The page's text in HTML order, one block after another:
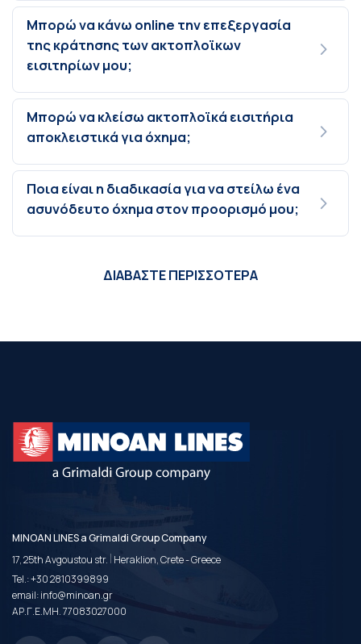
Μπορώ να κάνω online την επεξεργασία
της κράτησης των ακτοπλοϊκων
εισιτηρίων μου;
Μπορώ να κλείσω ακτοπλοϊκά εισιτήρια
αποκλειστικά για όχημα;
Ποια είναι η διαδικασία για να στείλω ένα
ασυνόδευτο όχημα στον προορισμό μου;
ΔΙΑΒΑΣΤΕ ΠΕΡΙΣΣΟΤΕΡΑ
MINOAN LINES a Grimaldi Group Company
17, 25th Avgoustou str. | Heraklion, Crete - Greece
Tel.:+30 2810399899
email:info@minoan.gr
ΑΡ.Γ.Ε.ΜΗ. 77083027000